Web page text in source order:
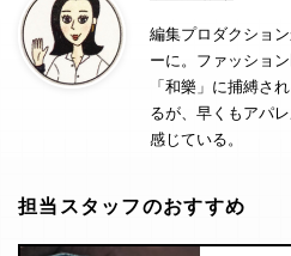
編集プロダクショ
ーに。ファッショ
「和樂」に捕縛さ
るが、早くもアパ
感じている。
担当スタッフのおすすめ